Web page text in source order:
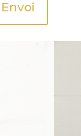
Envoi